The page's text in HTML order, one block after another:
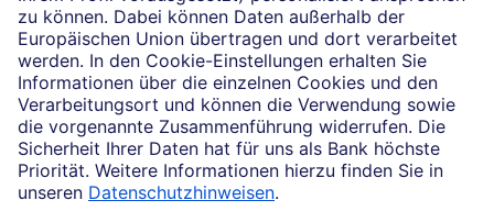
Konditionen und Preise
Rechtliche Hinweise
Datenschutz
Barrierefreiheit
Cookie-Einstellungen
Sicherheit und Technik
Notfallnummern